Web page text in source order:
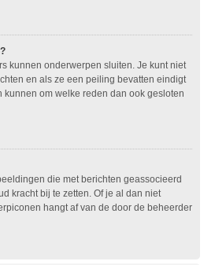
kunnen onderwerpen sluiten. Je kunt niet
en als ze een peiling bevatten eindigt
kunnen om welke reden dan ook gesloten
die met berichten geassocieerd
kracht bij te zetten. Of je al dan niet
hangt af van de door de beheerder